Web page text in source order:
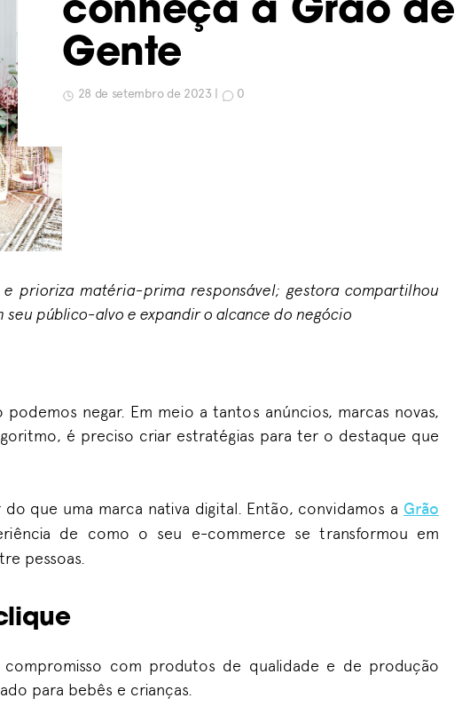
conheça a Grão de
Gente
28 de setembro de 2023 | 0
prioriza matéria-prima responsável; gestora compartilhou
público-alvo e expandir o alcance do negócio
negar. Em meio a tantos anúncios, marcas novas,
é preciso criar estratégias para ter o destaque que
que uma marca nativa digital. Então, convidamos a Grão
de como o seu e-commerce se transformou em
pessoas.
com produtos de qualidade e de produção
para bebês e crianças.